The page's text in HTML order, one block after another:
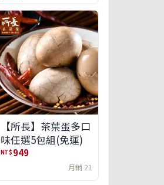
【所長】茶葉蛋多口
味任選5包組(免運)
NT$ 949
月銷 21